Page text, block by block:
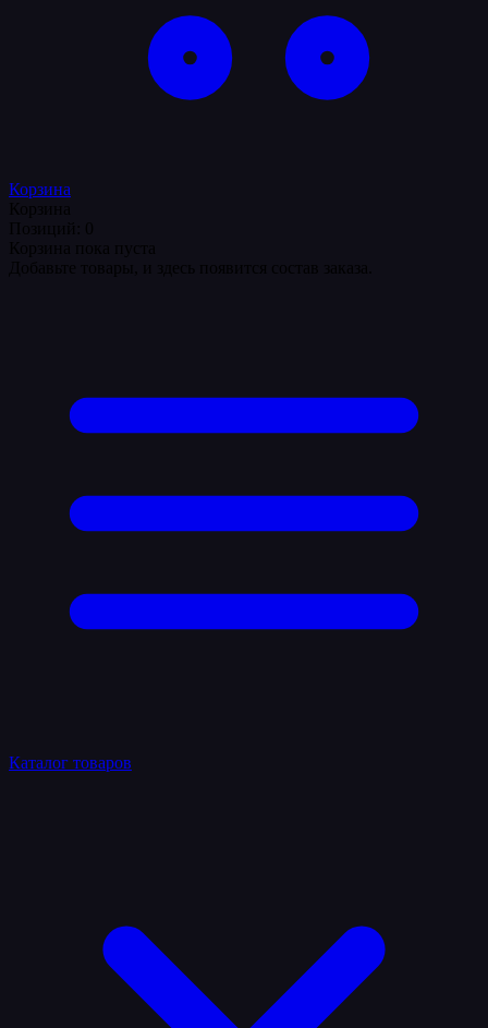
Корзина
Каталог товаров